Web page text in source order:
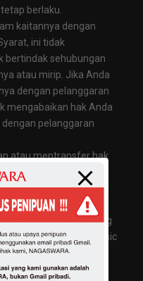
berlaku.
kaitannya dengan
ini tidak
bertindak sehubungan
atau mirip. Jika Anda
dengan pelanggaran
mengabaikan hak Anda
pelanggaran
atau mentransfer hak
untuk setiap orang
kami.
memastikan bahwa
oleh Anda adalah yang
NAGASWARA Music
apapun untuk rincian